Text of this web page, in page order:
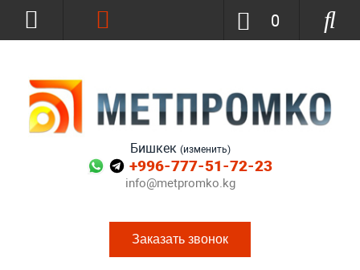
Бишкек (изменить)
+996-777-51-72-23
info@metpromko.kg
Заказать звонок
0